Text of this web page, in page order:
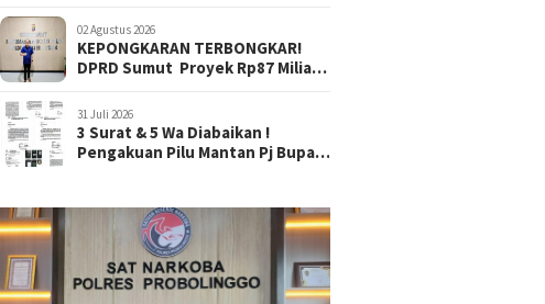
02 Agustus 2026
KEPONGKARAN TERBONGKAR!
DPRD Sumut Proyek Rp87 Miliar
Laut, Harus Diusut!
31 Juli 2026
3 Surat & 5 Wa Diabaikan !
Pengakuan Pilu Mantan Pj Bupati